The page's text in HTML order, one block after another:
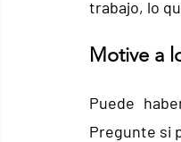
trabajo, lo
Motive a
Puede
Pregunte si